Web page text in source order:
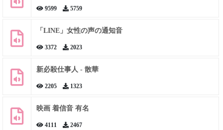
9599 5759
「LINE」女性の声の通知音
3372 2023
新必殺仕事人 - 散華
2205 1323
映画 着信音 有名
4111 2467